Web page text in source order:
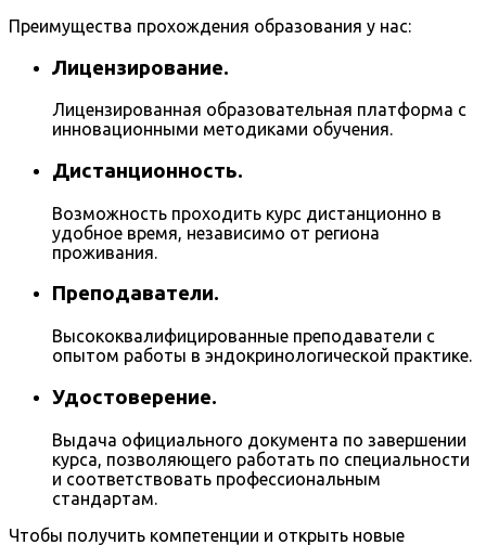
Преимущества прохождения образования у нас:
Лицензирование.
Лицензированная образовательная платформа с
инновационными методиками обучения.
Дистанционность.
Возможность проходить курс дистанционно в
удобное время, независимо от региона
проживания.
Преподаватели.
Высококвалифицированные преподаватели с
опытом работы в эндокринологической практике.
Удостоверение.
Выдача официального документа по завершении
курса, позволяющего работать по специальности
и соответствовать профессиональным
стандартам.
Чтобы получить компетенции и открыть новые